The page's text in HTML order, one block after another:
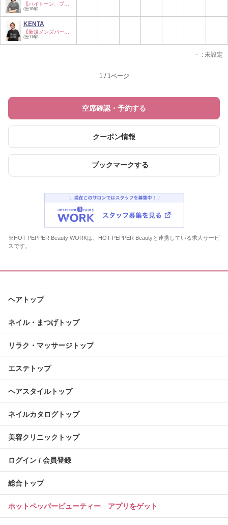
(歴10年)
KENTA
(歴11年)
－ : 未設定
1 / 1ページ
空席確認・予約する
クーポン情報
ブックマークする
※HOT PEPPER Beauty WORKは、HOT PEPPER Beautyと連携している求人サービ
スです。
ヘアトップ
ネイル・まつげトップ
リラク・マッサージトップ
エステトップ
ヘアスタイルトップ
ネイルカタログトップ
美容クリニックトップ
ログイン / 会員登録
総合トップ
ホットペッパービューティー アプリをゲット